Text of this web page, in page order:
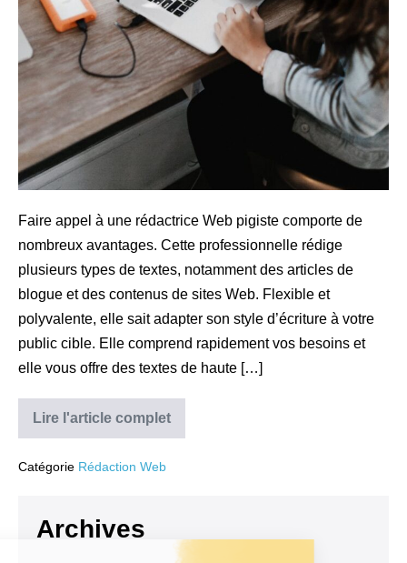
Faire appel à une rédactrice Web pigiste comporte de
nombreux avantages. Cette professionnelle rédige
plusieurs types de textes, notamment des articles de
blogue et des contenus de sites Web. Flexible et
polyvalente, elle sait adapter son style d’écriture à votre
public cible. Elle comprend rapidement vos besoins et
elle vous offre des textes de haute […]
Lire l'article complet
Catégorie Rédaction Web
Archives